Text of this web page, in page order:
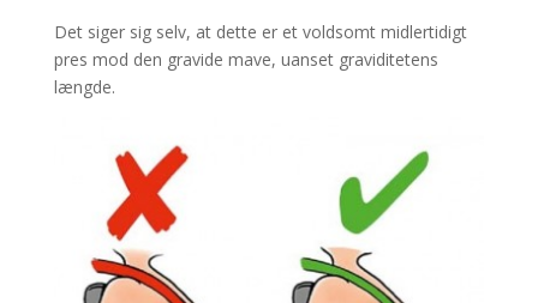
Det siger sig selv, at dette er et voldsomt midlertidigt
pres mod den gravide mave, uanset graviditetens
længde.